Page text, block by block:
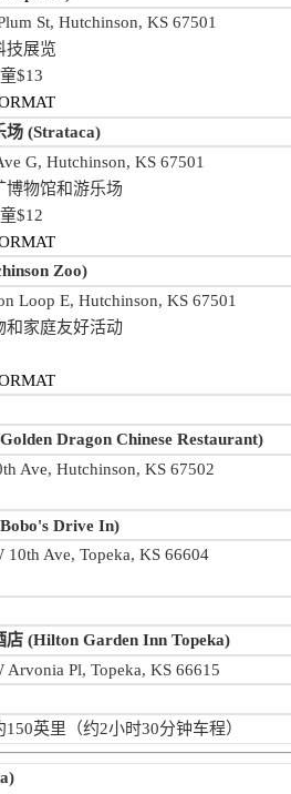
St, Hutchinson, KS 67501
技展览
$13
场(Strataca)
G, Hutchinson, KS 67501
博物馆和游乐场
$12
Zoo)
Loop E, Hutchinson, KS 67501
和家庭友好活动
Dragon Chinese Restaurant)
Ave, Hutchinson, KS 67502
Drive In)
10th Ave, Topeka, KS 66604
店(Hilton Garden Inn Topeka)
Arvonia Pl, Topeka, KS 66615
英里（约2小时30分钟车程）